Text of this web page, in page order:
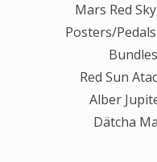
Mars Red Sky
Posters/Pedals
Bundles
Red Sun
Alber
Dätcha